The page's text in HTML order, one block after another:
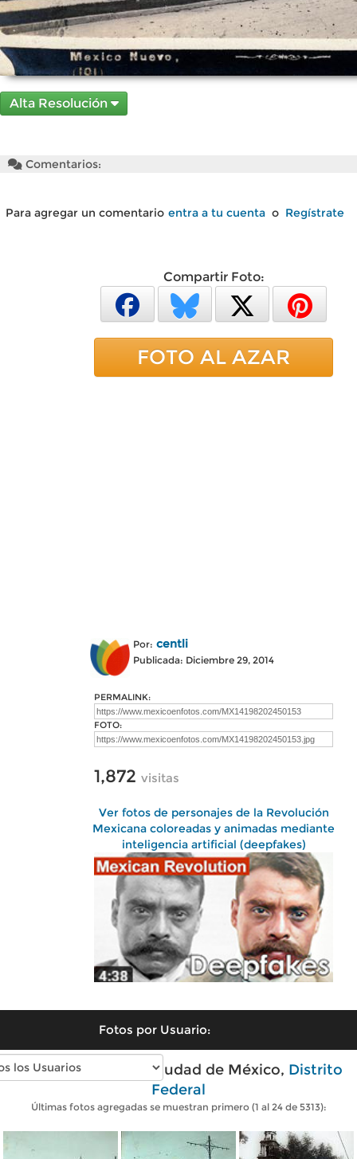
Alta Resolución
Comentarios:
Para agregar un comentario entra a tu cuenta o Regístrate
Compartir Foto:
FOTO AL AZAR
Por: centli
Publicada: Diciembre 29, 2014
PERMALINK:
FOTO:
1,872 visitas
Ver fotos de personajes de la Revolución
Mexicana coloreadas y animadas mediante
inteligencia artificial (deepfakes)
Fotos por Usuario:
Fotos antiguas de Ciudad de México, Distrito
Federal
Últimas fotos agregadas se muestran primero (1 al 24 de 5313):